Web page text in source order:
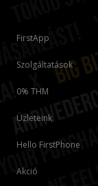
FirstApp
Szolgáltatások
0% THM
Üzleteink
Hello FirstPhone
Akció